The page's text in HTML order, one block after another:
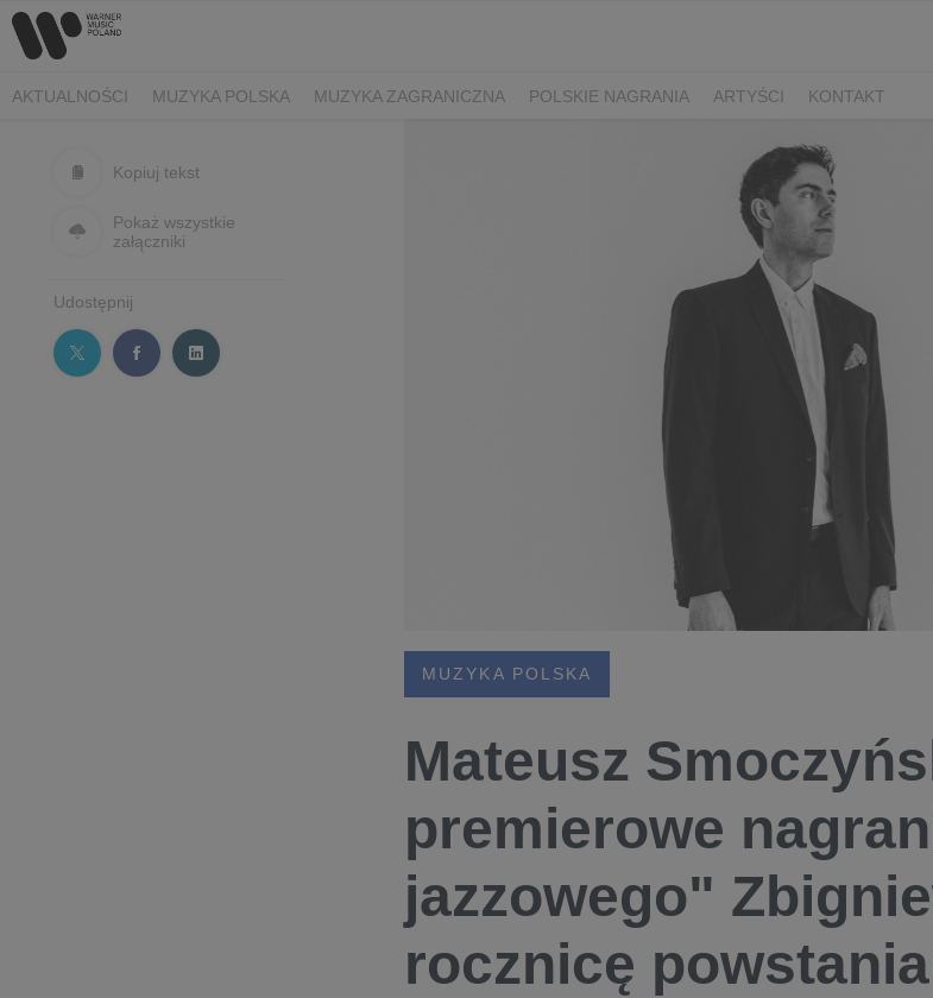
AKTUALNOŚCI MUZYKA POLSKA MUZYKA ZAGRANICZNA POLSKIE NAGRANIA ARTYŚCI KONTAKT
Kopiuj tekst
Pokaż wszystkie
załączniki
Udostępnij
MUZYKA POLSKA
Mateusz
premierowe
jazzowego"
rocznicę powstania